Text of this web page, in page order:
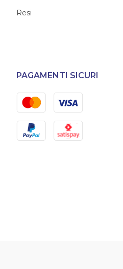
Resi
PAGAMENTI SICURI
MastercardVisa
PayPal Satispay